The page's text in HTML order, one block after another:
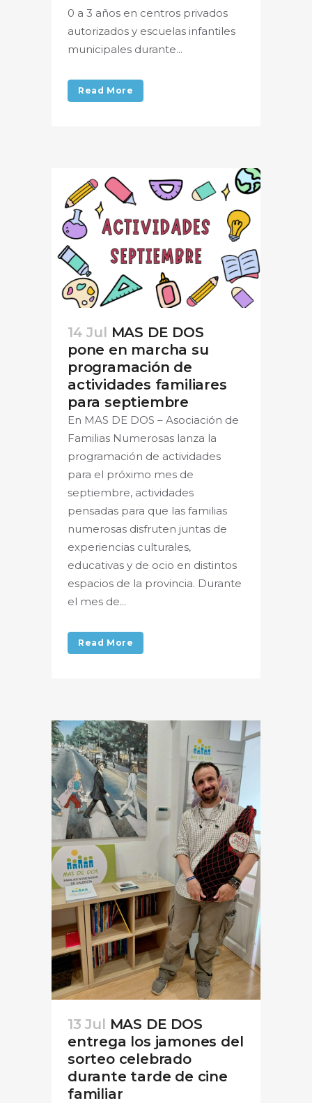
0 a 3 años en centros privados
autorizados y escuelas infantiles
municipales durante...
Read More
14 Jul MAS DE DOS
pone en marcha su
programación de
actividades familiares
para septiembre
En MAS DE DOS – Asociación de
Familias Numerosas lanza la
programación de actividades
para el próximo mes de
septiembre, actividades
pensadas para que las familias
numerosas disfruten juntas de
experiencias culturales,
educativas y de ocio en distintos
espacios de la provincia. Durante
el mes de...
Read More
13 Jul MAS DE DOS
entrega los jamones del
sorteo celebrado
durante tarde de cine
familiar